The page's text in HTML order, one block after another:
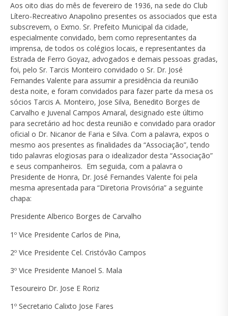
Aos oito dias do mês de fevereiro de 1936, na sede do Club
Lítero-Recreativo Anapolino presentes os associados que esta
subscrevem, o Exmo. Sr. Prefeito Municipal da cidade,
especialmente convidado, bem como representantes da
imprensa, de todos os colégios locais, e representantes da
Estrada de Ferro Goyaz, advogados e demais pessoas gradas,
foi, pelo Sr. Tarcis Monteiro convidado o Sr. Dr. José
Fernandes Valente para assumir a presidência da reunião
desta noite, e foram convidados para fazer parte da mesa os
sócios Tarcis A. Monteiro, Jose Silva, Benedito Borges de
Carvalho e Juvenal Campos Amaral, designado este último
para secretário ad hoc desta reunião e convidado para orador
oficial o Dr. Nicanor de Faria e Silva. Com a palavra, expos o
mesmo aos presentes as finalidades da “Associação”, tendo
tido palavras elogiosas para o idealizador desta “Associação”
e seus companheiros. Em seguida, com a palavra o
Presidente de Honra, Dr. José Fernandes Valente foi pela
mesma apresentada para “Diretoria Provisória” a seguinte
chapa:
Presidente Alberico Borges de Carvalho
1º Vice Presidente Carlos de Pina,
2º Vice Presidente Cel. Cristóvão Campos
3º Vice Presidente Manoel S. Mala
Tesoureiro Dr. Jose E Roriz
1º Secretario Calixto Jose Fares